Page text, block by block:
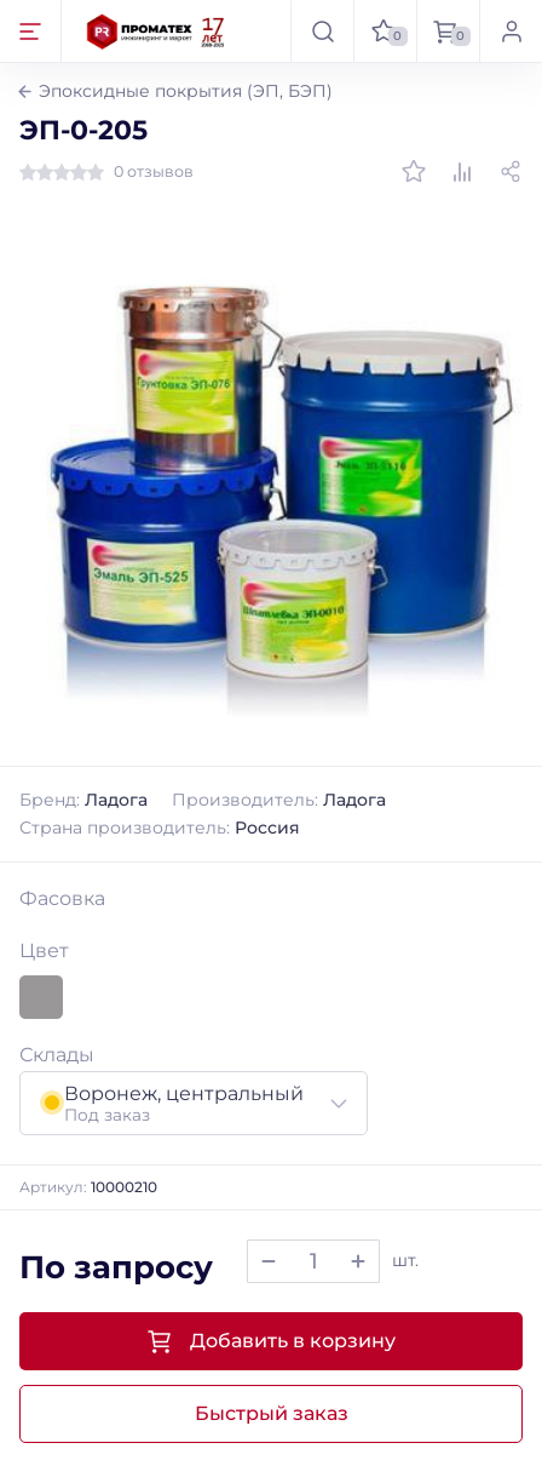
0 0
Эпоксидные покрытия (ЭП, БЭП)
ЭП-0-205
0 отзывов
Бренд: Ладога Производитель: Ладога
Страна производитель: Россия
Фасовка
Цвет
Склады
Воронеж, центральный
Под заказ
Артикул: 10000210
По запросу шт.
Быстрый заказ
Добавить в корзину